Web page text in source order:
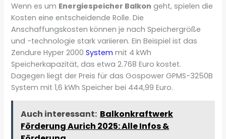
Wenn es um Energiespeicher Balkon geht, spielen die
Kosten eine entscheidende Rolle. Die
Anschaffungskosten können je nach Speichergröße
und -technologie stark variieren. Ein Beispiel ist das
Zendure Hyper 2000System mit 4 kWh
Speicherkapazität, das etwa 2.768 Euro kostet.
Dagegen liegt der Preis für das Gospower GPMS-3250B
System mit 1,6 kWh Speicher bei 444,99 Euro.
Auch interessant: Balkonkraftwerk
Förderung Aurich 2025: Alle Infos &